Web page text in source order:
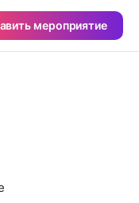
мероприятие